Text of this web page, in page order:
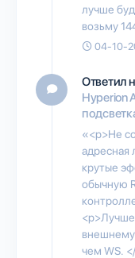
лучше
возьму
04-10-
Ответил
Hyperion
«<p>Не
адресная
крутые
обычную
внешнему
чем WS.